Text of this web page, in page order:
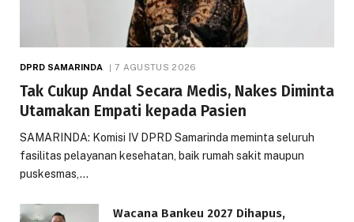
DPRD SAMARINDA 7 AGUSTUS 2026
Tak Cukup Andal Secara Medis, Nakes Diminta
Utamakan Empati kepada Pasien
SAMARINDA: Komisi IV DPRD Samarinda meminta seluruh
fasilitas pelayanan kesehatan, baik rumah sakit maupun
puskesmas,…
Wacana Bankeu 2027 Dihapus,